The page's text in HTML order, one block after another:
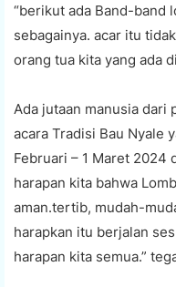
“berikut ada Band-band
sebagainya. acar itu
orang tua kita yang ada
Ada jutaan manusia dari
acara Tradisi Bau Nyale
Februari – 1 Maret 2024
harapan kita bahwa
aman.tertib, mudah-
harapkan itu berjalan
harapan kita semua.”